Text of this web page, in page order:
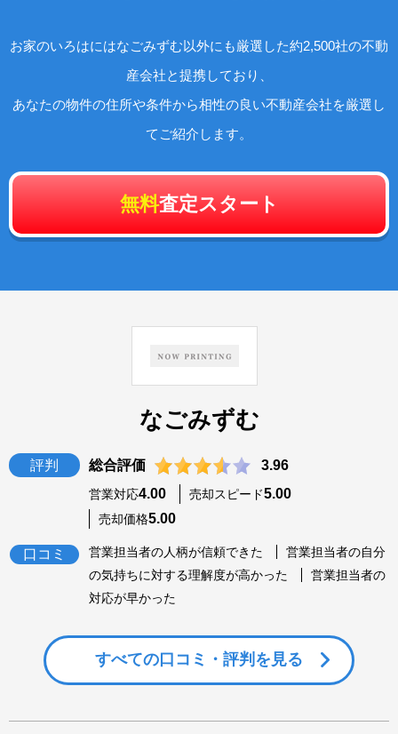
お家のいろはにはなごみずむ以外にも厳選した約2,500社の不動
産会社と提携しており、
あなたの物件の住所や条件から相性の良い不動産会社を厳選し
てご紹介します。
無料査定スタート
なごみずむ
評判 総合評価 3.96
営業対応4.00 売却スピード5.00
売却価格5.00
口コミ 営業担当者の人柄が信頼できた
営業担当者の自分
の気持ちに対する理解度が高かった
営業担当者の
対応が早かった
すべての 口コミ・評判を見る